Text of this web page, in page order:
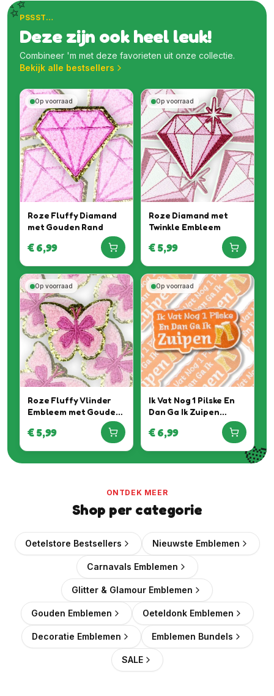
PSSST…
Deze zijn ook heel leuk!
Combineer 'm met deze favorieten uit onze collectie.
Bekijk alle bestsellers
Op voorraad
Roze Fluffy Diamand
met Gouden Rand
€6,99
Op voorraad
Roze Diamand met
Twinkle Embleem
€5,99
Op voorraad
Roze Fluffy Vlinder
Embleem met Gouden
€5,99
Op voorraad
Ik Vat Nog 1 Pilske En
Dan Ga Ik Zuipen
€6,99
ONTDEK MEER
Shop per categorie
Oetelstore Bestsellers Nieuwste Emblemen
Carnavals Emblemen
Glitter & Glamour Emblemen
Gouden Emblemen Oeteldonk Emblemen
Decoratie Emblemen Emblemen Bundels
SALE